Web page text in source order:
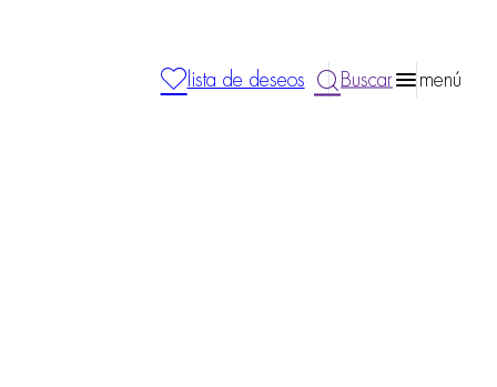
lista de deseos Buscar menú